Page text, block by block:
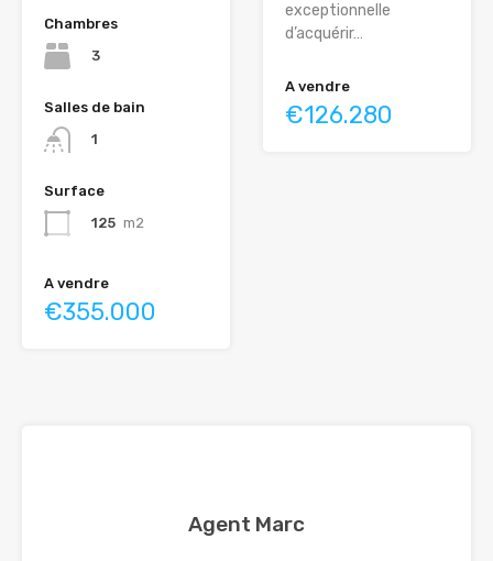
Chambres
3
Salles de bain
1
Surface
125 m2
A vendre
€355.000
exceptionnelle
d’acquérir…
A vendre
€126.280
Agent Marc